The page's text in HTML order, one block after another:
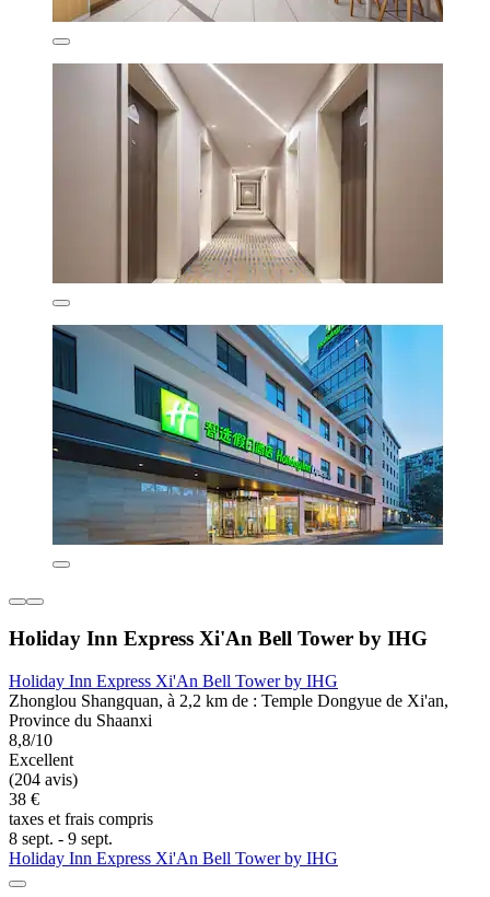
Holiday Inn Express Xi'An Bell Tower by IHG
Holiday Inn Express Xi'An Bell Tower by IHG
Zhonglou Shangquan, à 2,2 km de : Temple Dongyue de Xi'an,
Province du Shaanxi
8,8/10
Excellent
(204 avis)
38 €
taxes et frais compris
8 sept. - 9 sept.
Holiday Inn Express Xi'An Bell Tower by IHG